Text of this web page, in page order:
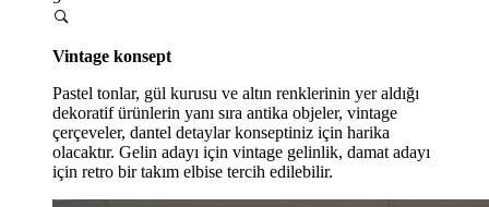
Vintage konsept
Pastel tonlar, gül kurusu ve altın renklerinin yer aldığı
dekoratif ürünlerin yanı sıra antika objeler, vintage
çerçeveler, dantel detaylar konseptiniz için harika
olacaktır. Gelin adayı için vintage gelinlik, damat adayı
için retro bir takım elbise tercih edilebilir.